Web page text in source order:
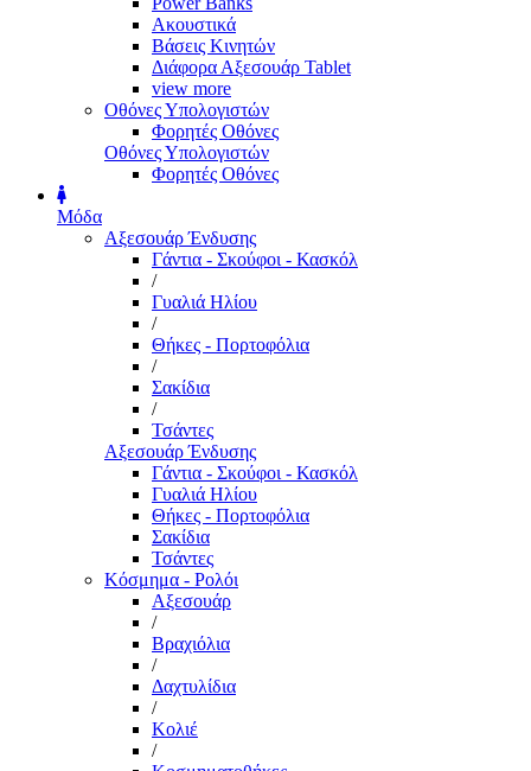
Ακουστικά
Βάσεις Κινητών
Διάφορα Αξεσουάρ Tablet
view more
Οθόνες Υπολογιστών
Φορητές Οθόνες
Οθόνες Υπολογιστών
Φορητές Οθόνες
Μόδα
Αξεσουάρ Ένδυσης
Γάντια - Σκούφοι - Κασκόλ
/
Γυαλιά Ηλίου
/
Θήκες - Πορτοφόλια
/
Σακίδια
/
Τσάντες
Αξεσουάρ Ένδυσης
Γάντια - Σκούφοι - Κασκόλ
Γυαλιά Ηλίου
Θήκες - Πορτοφόλια
Σακίδια
Τσάντες
Κόσμημα - Ρολόι
Αξεσουάρ
/
Βραχιόλια
/
Δαχτυλίδια
/
Κολιέ
/